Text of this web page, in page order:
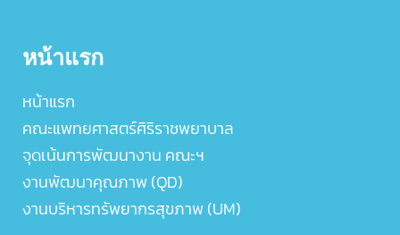
หน้าแรก
หน้าแรก
คณะแพทยศาสตร์ศิริราชพยาบาล
จุดเน้นการพัฒนางาน คณะฯ
งานพัฒนาคุณภาพ (QD)
งานบริหารทรัพยากรสุขภาพ (UM)